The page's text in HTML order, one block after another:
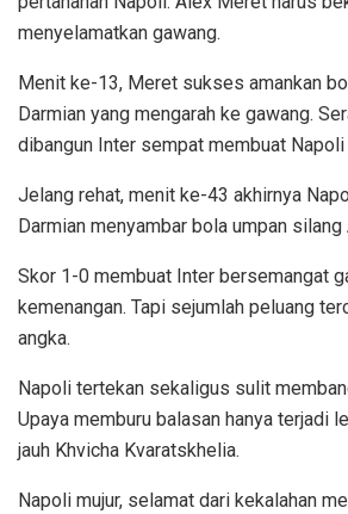
menyelamatkan gawang.
Menit ke-13, Meret sukses amankan
Darmian yang mengarah ke gawang.
dibangun Inter sempat membuat Napoli
Jelang rehat, menit ke-43 akhirnya
Darmian menyambar bola umpan
Skor 1-0 membuat Inter bersemangat
kemenangan. Tapi sejumlah peluang
angka.
Napoli tertekan sekaligus sulit
Upaya memburu balasan hanya terjadi
jauh Khvicha Kvaratskhelia.
Napoli mujur, selamat dari kekalahan